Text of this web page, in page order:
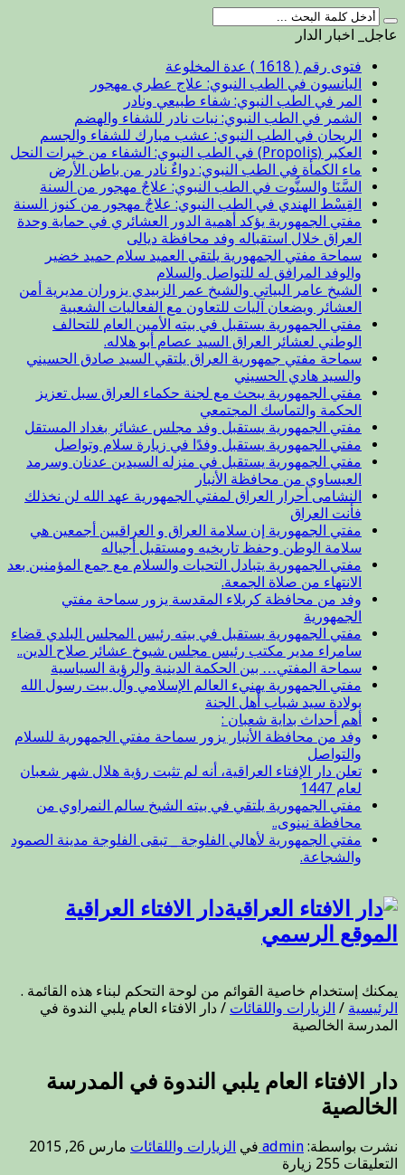
عاجل_ اخبار الدار
فتوى رقم ( 1618 ) عدة المخلوعة
اليانسون في الطب النبوي: علاج عطري مهجور
المر في الطب النبوي: شفاء طبيعي ونادر
الشمر في الطب النبوي: نبات نادر للشفاء والهضم
الريحان في الطب النبوي: عشب مبارك للشفاء والجسم
العكبر (Propolis) في الطب النبوي: الشفاء من خيرات النحل
ماء الكمأة في الطب النبوي: دواءٌ نادر من باطن الأرض
السَّنَا والسنُّوت في الطب النبوي: علاجٌ مهجور من السنة
القِسْط الهندي في الطب النبوي: علاجٌ مهجور من كنوز السنة
مفتي الجمهورية يؤكد أهمية الدور العشائري في حماية وحدة
العراق خلال استقباله وفد محافظة ديالى
سماحة مفتي الجمهورية يلتقي العميد سلام حميد خضير
والوفد المرافق له للتواصل والسلام
الشيخ عامر البياتي والشيخ عمر الزبيدي يزوران مديرية أمن
العشائر ويضعان آليات للتعاون مع الفعاليات الشعبية
مفتي الجمهورية يستقبل في بيته الأمين العام للتحالف
الوطني لعشائر العراق السيد عصام أبو هلاله.
سماحة مفتي جمهورية العراق يلتقي السيد صادق الحسيني
والسيد هادي الحسيني
مفتي الجمهورية يبحث مع لجنة حكماء العراق سبل تعزيز
الحكمة والتماسك المجتمعي
مفتي الجمهورية يستقبل وفد مجلس عشائر بغداد المستقل
مفتي الجمهورية يستقبل وفدًا في زيارة سلام وتواصل
مفتي الجمهورية يستقبل في منزله السيدين عدنان وسرمد
العيساوي من محافظة الأنبار
النشامى أحرار العراق لمفتي الجمهورية عهد الله لن نخذلك
فأنت العراق
مفتي الجمهورية إن سلامة العراق و العراقيين أجمعين هي
سلامة الوطن وحفظ تاريخيه ومستقبل أجياله
مفتي الجمهورية يتبادل التحيات والسلام مع جمع المؤمنين بعد
الانتهاء من صلاة الجمعة.
وفد من محافظة كربلاء المقدسة يزور سماحة مفتي
الجمهورية
مفتي الجمهورية يستقبل في بيته رئيس المجلس البلدي قضاء
سامراء مدير مكتب رئيس مجلس شيوخ عشائر صلاح الدين..
سماحة المفتي… بين الحكمة الدينية والرؤية السياسية
مفتي الجمهورية يهنيء العالم الإسلامي وآل بيت رسول الله
بولادة سيد شباب أهل الجنة
أهم أحداث بداية شعبان :
وفد من محافظة الأنبار يزور سماحة مفتي الجمهورية للسلام
والتواصل
تعلن دار الإفتاء العراقية، أنه لم تثبت رؤية هلال شهر شعبان
لعام 1447
مفتي الجمهورية يلتقي في بيته الشيخ سالم النمراوي من
محافظة نينوى..
مفتي الجمهورية لأهالي الفلوجة _ تبقى الفلوجة مدينة الصمود
والشجاعة.
دار الافتاء العراقية
الموقع الرسمي
يمكنك إستخدام خاصية القوائم من لوحة التحكم لبناء هذه القائمة .
الرئيسية / الزيارات واللقائات / دار الافتاء العام يلبي الندوة في
المدرسة الخالصية
دار الافتاء العام يلبي الندوة في المدرسة
الخالصية
نشرت بواسطة: admin في الزيارات واللقائات مارس 26, 2015
التعليقات على
255 زيارة